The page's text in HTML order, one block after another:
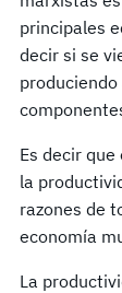
principales
decir si se
Es decir
la
razones de
economía
La